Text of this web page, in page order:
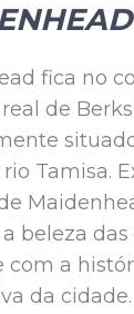
fica no
de
Tamisa.
beleza das
com a
da cidade.